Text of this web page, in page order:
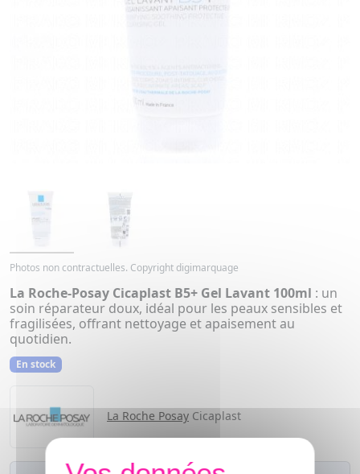
Photos non contractuelles. Copyright digimarquage
La Roche-Posay Cicaplast B5+ Gel Lavant 100ml : un
soin réparateur doux, idéal pour les peaux sensibles et
fragilisées, offrant nettoyage et apaisement au
quotidien.
En stock
La Roche Posay Cicaplast